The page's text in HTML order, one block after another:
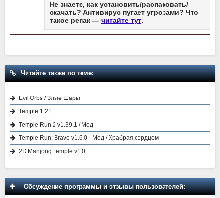
Не знаете, как установить/распаковать/
скачать? Антивирус пугает угрозами? Что
такое репак — читайте тут.
Читайте также по теме:
Evil Orbs / Злые Шары
Temple 1.21
Temple Run 2 v1.39.1 / Мод
Temple Run: Brave v1.6.0 - Мод / Храбрая сердцем
2D Mahjong Temple v1.0
Обсуждение программы и отзывы пользователей: